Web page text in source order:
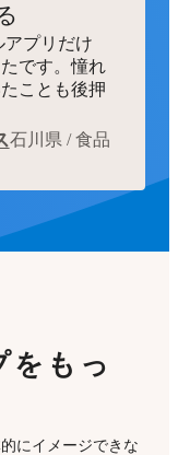
アプリだけ
です。憧れ
ことも後押
石川県 / 食品
をもっ
にイメージできな